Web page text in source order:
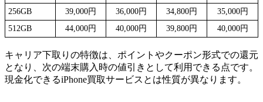
256GB
39,000円 36,000円 34,800円
35,000円
512GB
44,000円 40,000円 39,800円 40,000円
キャリア下取りの特徴は、ポイントやクーポン形式での還元
となり、次の端末購入時の値引きとして利用できる点です。
現金化できるiPhone買取サービスとは性質が異なります。